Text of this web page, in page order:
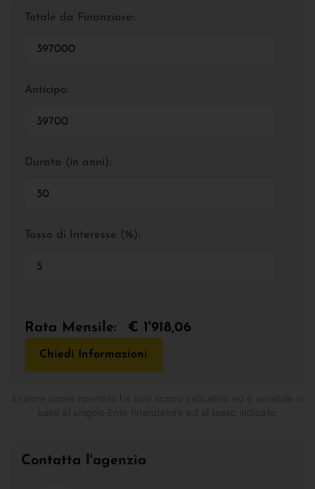
Totale da Finanziare:
Anticipo:
Durata (in anni):
Tasso di Interesse (%):
Rata Mensile: € 1'918,06
Chiedi Informazioni
Contatta l'agenzia